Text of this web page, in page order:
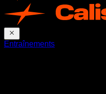
Entraînements